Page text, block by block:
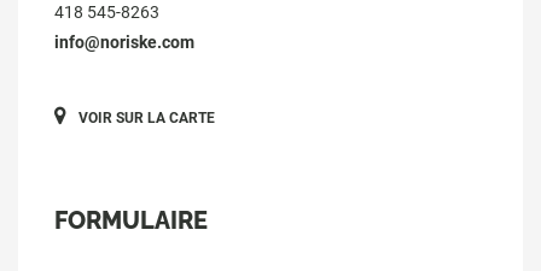
418 545-8263
info@noriske.com
VOIR SUR LA CARTE
FORMULAIRE